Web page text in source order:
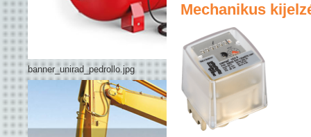
banner_unirad_pedrollo.jpg
Mechanikus